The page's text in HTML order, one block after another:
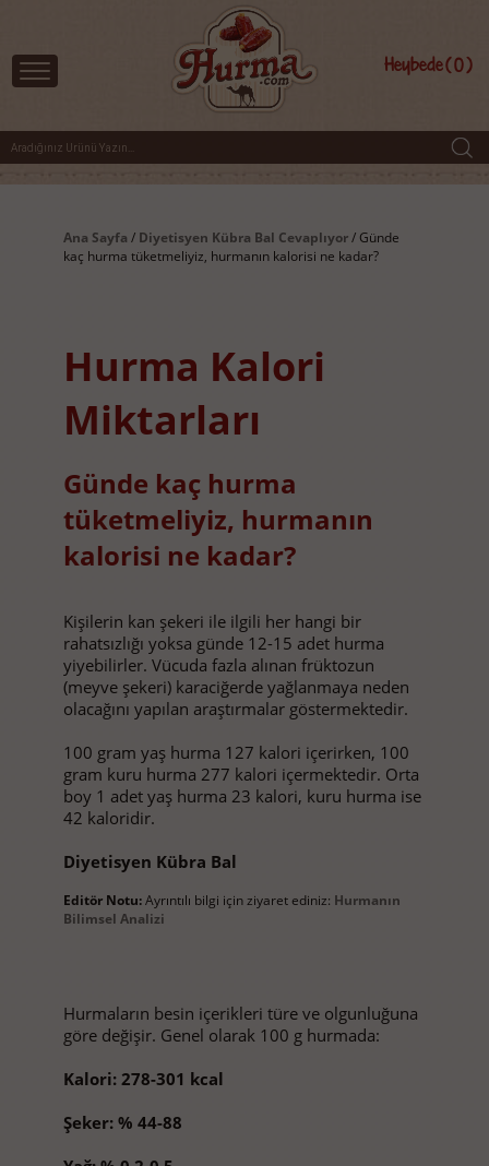
0
Heybede
Ana Sayfa / Diyetisyen Kübra Bal Cevaplıyor/ Günde
kaç hurma tüketmeliyiz, hurmanın kalorisi ne kadar?
Hurma Kalori
Miktarları
Günde kaç hurma
tüketmeliyiz, hurmanın
kalorisi ne kadar?
Kişilerin kan şekeri ile ilgili her hangi bir
rahatsızlığı yoksa günde 12-15 adet hurma
yiyebilirler. Vücuda fazla alınan früktozun
(meyve şekeri) karaciğerde yağlanmaya neden
olacağını yapılan araştırmalar göstermektedir.
100 gram yaş hurma 127 kalori içerirken, 100
gram kuru hurma 277 kalori içermektedir. Orta
boy 1 adet yaş hurma 23 kalori, kuru hurma ise
42 kaloridir.
Diyetisyen Kübra Bal
Editör Notu:Ayrıntılı bilgi için ziyaret ediniz: Hurmanın
Bilimsel Analizi
Hurmaların besin içerikleri türe ve olgunluğuna
göre değişir. Genel olarak 100 g hurmada:
Kalori: 278-301 kcal
Şeker: % 44-88